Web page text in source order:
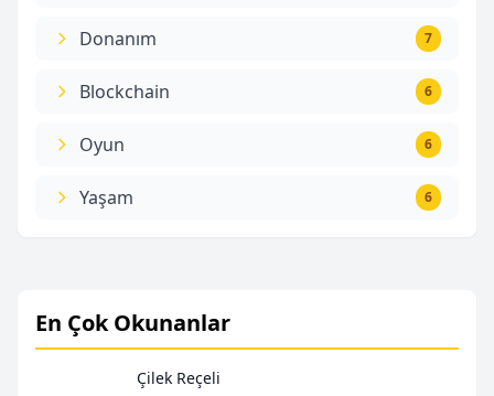
Donanım 7
Blockchain 6
Oyun 6
Yaşam 6
En Çok Okunanlar
Çilek Reçeli